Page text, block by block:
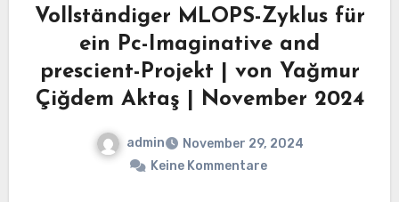
Vollständiger MLOPS-Zyklus für
ein Pc-Imaginative and
prescient-Projekt | von Yağmur
Çiğdem Aktaş | November 2024
admin
November 29, 2024
Keine Kommentare